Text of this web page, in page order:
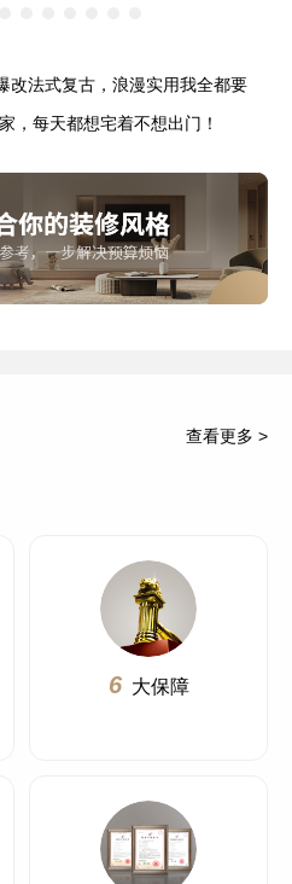
改法式复古，浪漫实用我全都要
，每天都想宅着不想出门！
查看更多 >
6 大保障